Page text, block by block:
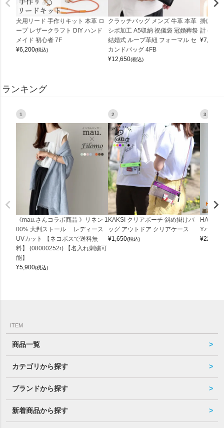
犬用リード 手作りキット 本革 ロ
ープ レザークラフト DIY ハンド
メイド 初心者 7F
¥6,200(税込)
クラッチバッグ メンズ 牛革 本革
シボ加工 A5収納 祝儀袋 冠婚葬祭
結婚式 ループ革紐 フォーマル セ
カンドバッグ 4FB
¥12,650(税込)
掛け時
計
¥7,150
ランキング
1
《mau.さんコラボ商品 》リネン 1
00% 大判ストール レディース
UVカット 【ネコポスで送料無
料】 (08000252r) 【名入れ刺繍可
能】
¥5,900(税込)
2
KAKSI クリアポーチ 斜め掛けバ
ッグ アウトドア クリアケース
¥1,650(税込)
3
Yバッグ
¥22,000
ITEM
商品一覧
カテゴリから探す
ブランドから探す
新着商品から探す